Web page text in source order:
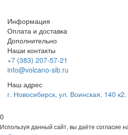
Информация
Оплата и доставка
Дополнительно
Наши контакты
+7 (383) 207-57-21
info@volcano-sib.ru
Наш адрес
г. Новосибирск, ул. Воинская, 140 к2.
0
Используя данный сайт, вы даёте согласие